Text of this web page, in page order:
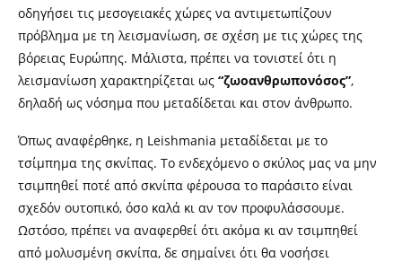
οδηγήσει τις μεσογειακές χώρες να αντιμετωπίζουν
πρόβλημα με τη λεισμανίωση, σε σχέση με τις χώρες της
βόρειας Ευρώπης. Μάλιστα, πρέπει να τονιστεί ότι η
λεισμανίωση χαρακτηρίζεται ως “ζωοανθρωπονόσος”,
δηλαδή ως νόσημα που μεταδίδεται και στον άνθρωπο.
Όπως αναφέρθηκε, η Leishmania μεταδίδεται με το
τσίμπημα της σκνίπας. Το ενδεχόμενο ο σκύλος μας να μην
τσιμπηθεί ποτέ από σκνίπα φέρουσα το παράσιτο είναι
σχεδόν ουτοπικό, όσο καλά κι αν τον προφυλάσσουμε.
Ωστόσο, πρέπει να αναφερθεί ότι ακόμα κι αν τσιμπηθεί
από μολυσμένη σκνίπα, δε σημαίνει ότι θα νοσήσει